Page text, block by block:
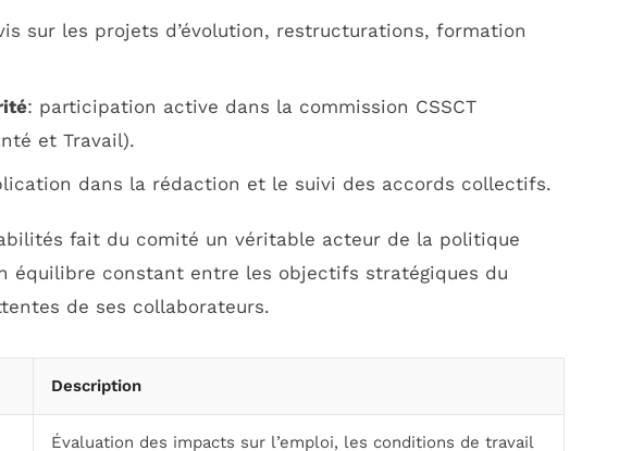
sur les projets d’évolution, restructurations, formation
: participation active dans la commission CSSCT
et Travail).
dans la rédaction et le suivi des accords collectifs.
fait du comité un véritable acteur de la politique
équilibre constant entre les objectifs stratégiques du
de ses collaborateurs.
Description
Évaluation des impacts sur l’emploi, les conditions de travail